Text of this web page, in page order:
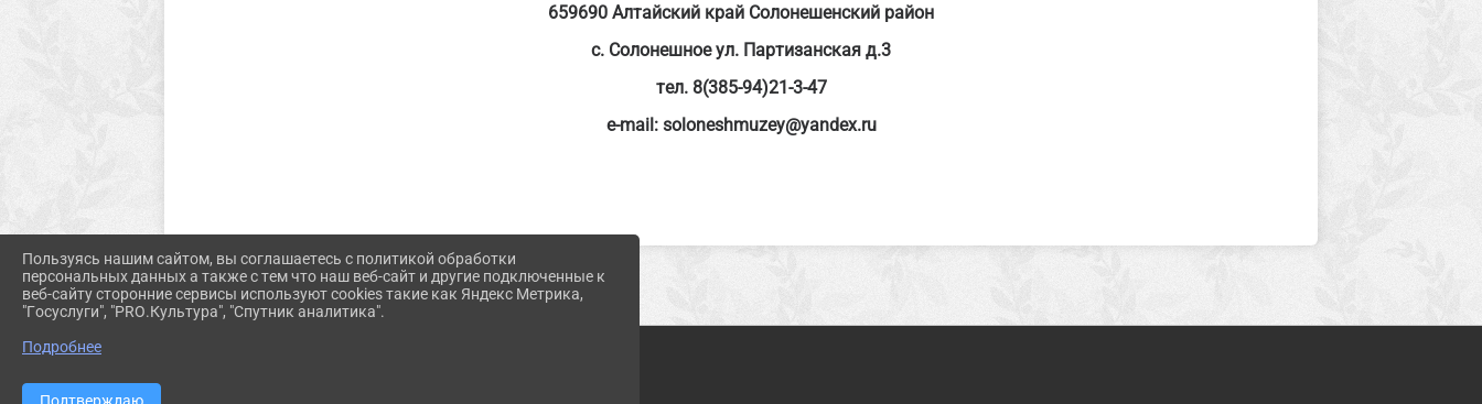
659690 Алтайский край Солонешенский район
с. Солонешное ул. Партизанская д.3
тел. 8(385-94)21-3-47
е-mail: soloneshmuzey@yandex.ru
Пользуясь нашим сайтом, вы соглашаетесь с политикой обработки
персональных данных а также с тем что наш веб-сайт и другие подключенные к
веб-сайту сторонние сервисы используют cookies такие как Яндекс Метрика,
"Госуслуги", "PRO.Культура", "Спутник аналитика".
Подробнее